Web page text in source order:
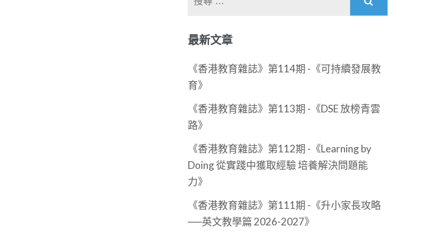
最新文章
《香港教育雜誌》第114期 -《可持續發展教
育》
《香港教育雜誌》第113期 -《DSE 放榜青雲
路》
《香港教育雜誌》第112期 -《Learning by
Doing 從實踐中獲取經驗 培養解決問題能
力》
《香港教育雜誌》第111期 -《升小家長攻略
──英文教學篇 2026-2027》